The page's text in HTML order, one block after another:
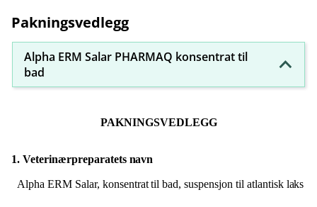
Pakningsvedlegg
Alpha ERM Salar PHARMAQ konsentrat til
bad
PAKNINGSVEDLEGG
1. Veterinærpreparatets navn
Alpha ERM Salar, konsentrat til bad, suspensjon til atlantisk laks